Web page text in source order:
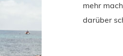
mehr
darüber